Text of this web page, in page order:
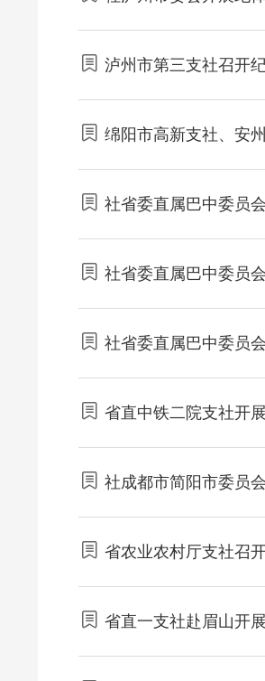
泸州市第三支社召开
绵阳市高新支社、安
社省委直属巴中委员
社省委直属巴中委员
社省委直属巴中委员
省直中铁二院支社开
社成都市简阳市委员
省农业农村厅支社召
省直一支社赴眉山开